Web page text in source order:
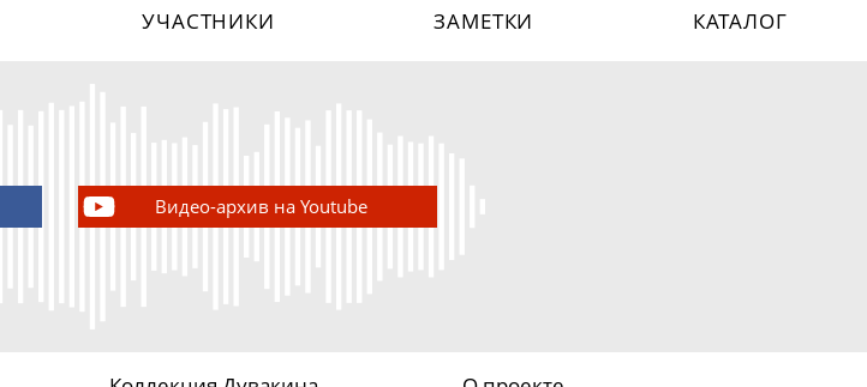
УЧАСТНИКИ ЗАМЕТКИ КАТАЛОГ
Видео-архив на Youtube